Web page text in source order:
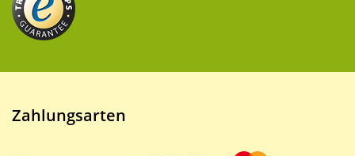
Zahlungsarten